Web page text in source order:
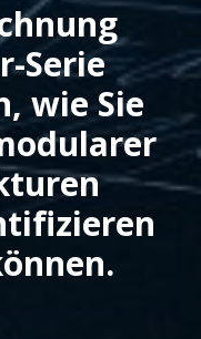
Serie
wie Sie